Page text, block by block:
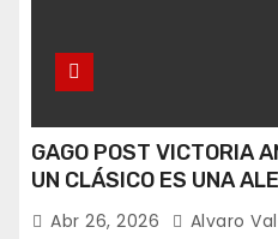
GAGO POST VICTORIA
UN CLÁSICO ES UNA
Abr 26, 2026 Alvaro